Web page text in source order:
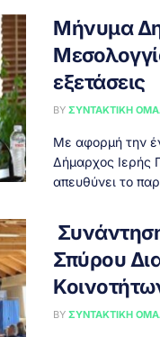
Μήνυμα
εξετάσεις
BY ΣΥΝΤΑΚΤΙΚΉ
Με αφορμή την
Δήμαρχος Ιερής
απευθύνει το
Σπύρου
BY ΣΥΝΤΑΚΤΙΚΉ